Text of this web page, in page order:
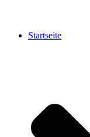
Startseite